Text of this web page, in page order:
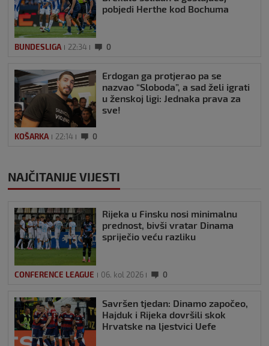
pobjedi Herthe kod Bochuma
BUNDESLIGA 22:34 0
Erdogan ga protjerao pa se
nazvao “Sloboda”, a sad želi igrati
u ženskoj ligi: Jednaka prava za
sve!
KOŠARKA 22:14 0
NAJČITANIJE VIJESTI
Rijeka u Finsku nosi minimalnu
prednost, bivši vratar Dinama
spriječio veću razliku
CONFERENCE LEAGUE 06. kol 2026 0
Savršen tjedan: Dinamo započeo,
Hajduk i Rijeka dovršili skok
Hrvatske na ljestvici Uefe